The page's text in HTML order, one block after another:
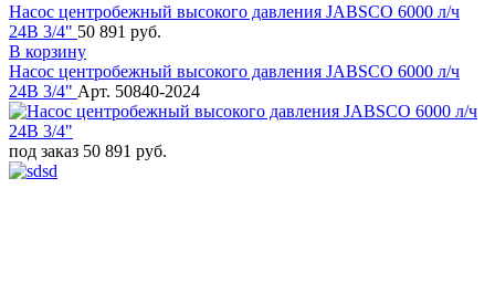
Насос центробежный высокого давления JABSCO 6000 л/ч
24В 3/4" 50 891 руб.
В корзину
Насос центробежный высокого давления JABSCO 6000 л/ч
24В 3/4" Арт. 50840-2024
под заказ 50 891 руб.